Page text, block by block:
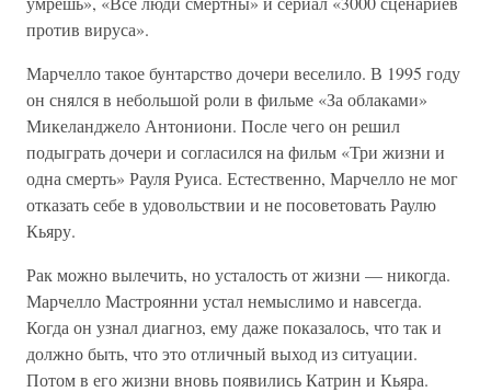
против вируса».
Марчелло такое бунтарство дочери веселило. В 1995 году
он снялся в небольшой роли в фильме «За облаками»
Микеланджело Антониони. После чего он решил
подыграть дочери и согласился на фильм «Три жизни и
одна смерть» Рауля Руиса. Естественно, Марчелло не мог
отказать себе в удовольствии и не посоветовать Раулю
Кьяру.
Рак можно вылечить, но усталость от жизни — никогда.
Марчелло Мастроянни устал немыслимо и навсегда.
Когда он узнал диагноз, ему даже показалось, что так и
должно быть, что это отличный выход из ситуации.
Потом в его жизни вновь появились Катрин и Кьяра.